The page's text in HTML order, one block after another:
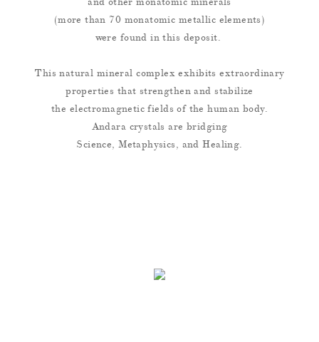
(more than 70 monatomic metallic elements)
were found in this deposit.
This natural mineral complex exhibits extraordinary
properties that strengthen and stabilize
the electromagnetic fields of the human body.
Andara crystals are bridging
Science, Metaphysics, and Healing.